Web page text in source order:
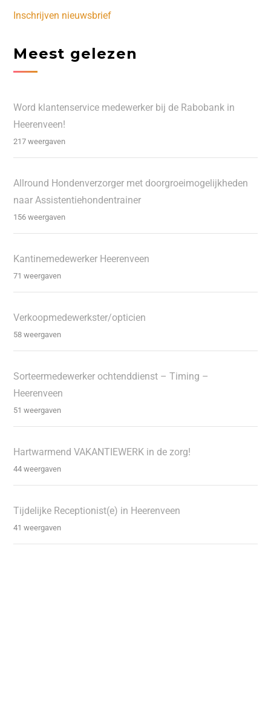
Inschrijven nieuwsbrief
Meest gelezen
Word klantenservice medewerker bij de Rabobank in
Heerenveen!
217 weergaven
Allround Hondenverzorger met doorgroeimogelijkheden
naar Assistentiehondentrainer
156 weergaven
Kantinemedewerker Heerenveen
71 weergaven
Verkoopmedewerkster/opticien
58 weergaven
Sorteermedewerker ochtenddienst – Timing –
Heerenveen
51 weergaven
Hartwarmend VAKANTIEWERK in de zorg!
44 weergaven
Tijdelijke Receptionist(e) in Heerenveen
41 weergaven